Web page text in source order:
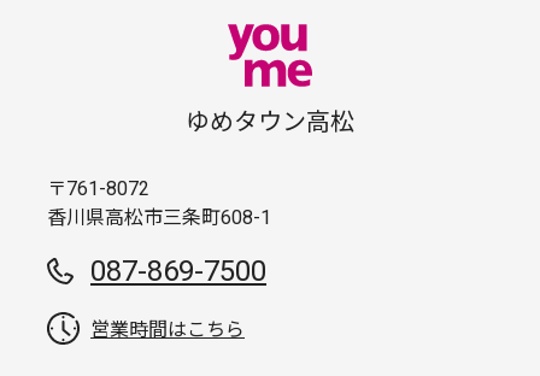
ゆめタウン高松
〒761-8072
香川県高松市三条町608-1
087-869-7500
営業時間はこちら